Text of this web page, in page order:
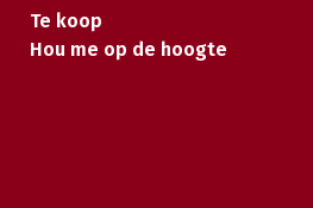
Te koop
Hou me op de hoogte